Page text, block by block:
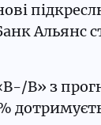
Альянс
В» з